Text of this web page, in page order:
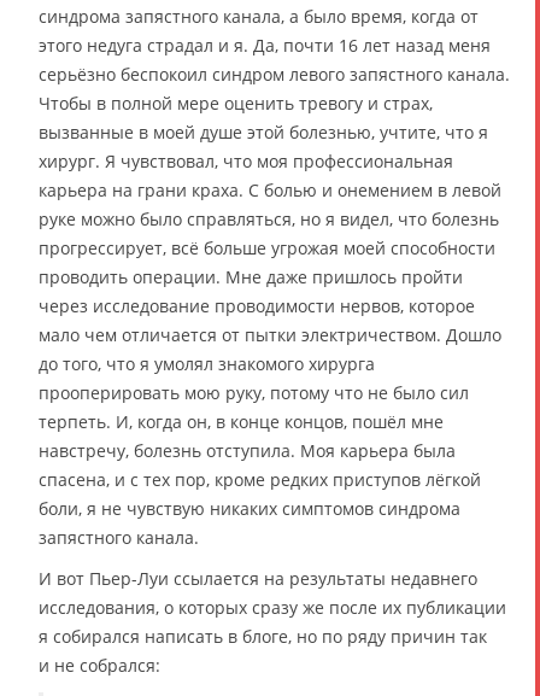
синдрома запястного канала, а было время, когда от
этого недуга страдал и я. Да, почти 16 лет назад меня
серьёзно беспокоил синдром левого запястного канала.
Чтобы в полной мере оценить тревогу и страх,
вызванные в моей душе этой болезнью, учтите, что я
хирург. Я чувствовал, что моя профессиональная
карьера на грани краха. С болью и онемением в левой
руке можно было справляться, но я видел, что болезнь
прогрессирует, всё больше угрожая моей способности
проводить операции. Мне даже пришлось пройти
через исследование проводимости нервов, которое
мало чем отличается от пытки электричеством. Дошло
до того, что я умолял знакомого хирурга
прооперировать мою руку, потому что не было сил
терпеть. И, когда он, в конце концов, пошёл мне
навстречу, болезнь отступила. Моя карьера была
спасена, и с тех пор, кроме редких приступов лёгкой
боли, я не чувствую никаких симптомов синдрома
запястного канала.
И вот Пьер-Луи ссылается на результаты недавнего
исследования, о которых сразу же после их публикации
я собирался написать в блоге, но по ряду причин так
и не собрался: